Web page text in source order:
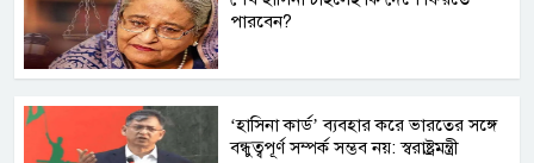
পারবেন?
‘হাসিনা কার্ড’ ব্যবহার করে ভারতের সঙ্গে
বন্ধুত্বপূর্ণ সম্পর্ক সম্ভব নয়: স্বরাষ্ট্রমন্ত্রী